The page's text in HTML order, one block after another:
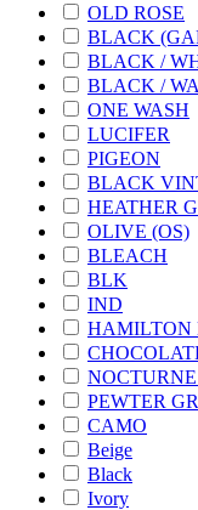
OLD ROSE
BLACK
BLACK /
BLACK /
ONE WASH
LUCIFER
PIGEON
BLACK
HEATHER
OLIVE (OS)
BLEACH
BLK
IND
HAMILTON
PEWTER
CAMO
Beige
Black
Ivory